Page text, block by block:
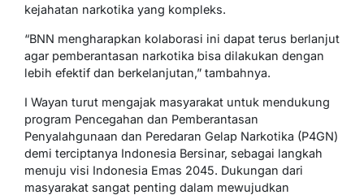
kejahatan narkotika yang kompleks.
“BNN mengharapkan kolaborasi ini dapat terus berlanjut
agar pemberantasan narkotika bisa dilakukan dengan
lebih efektif dan berkelanjutan,” tambahnya.
I Wayan turut mengajak masyarakat untuk mendukung
program Pencegahan dan Pemberantasan
Penyalahgunaan dan Peredaran Gelap Narkotika (P4GN)
demi terciptanya Indonesia Bersinar, sebagai langkah
menuju visi Indonesia Emas 2045. Dukungan dari
masyarakat sangat penting dalam mewujudkan